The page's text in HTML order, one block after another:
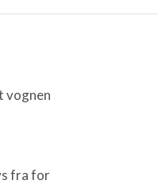
vognen
fra for